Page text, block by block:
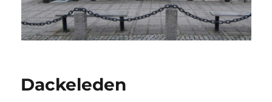
Dackeleden